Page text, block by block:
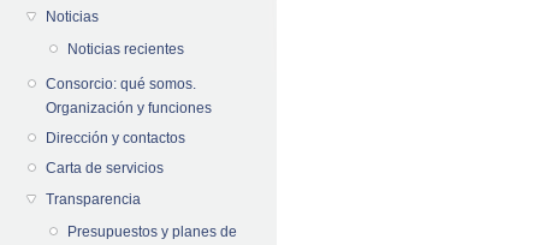
Noticias
Noticias recientes
Consorcio: qué somos.
Organización y funciones
Dirección y contactos
Carta de servicios
Transparencia
Presupuestos y planes de